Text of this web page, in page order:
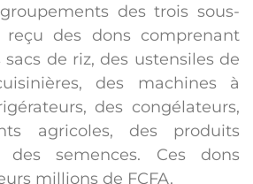
des trois sous-
reçu des dons comprenant
de riz, des ustensiles de
des machines à
des congélateurs,
agricoles, des produits
des semences. Ces dons
millions de FCFA.